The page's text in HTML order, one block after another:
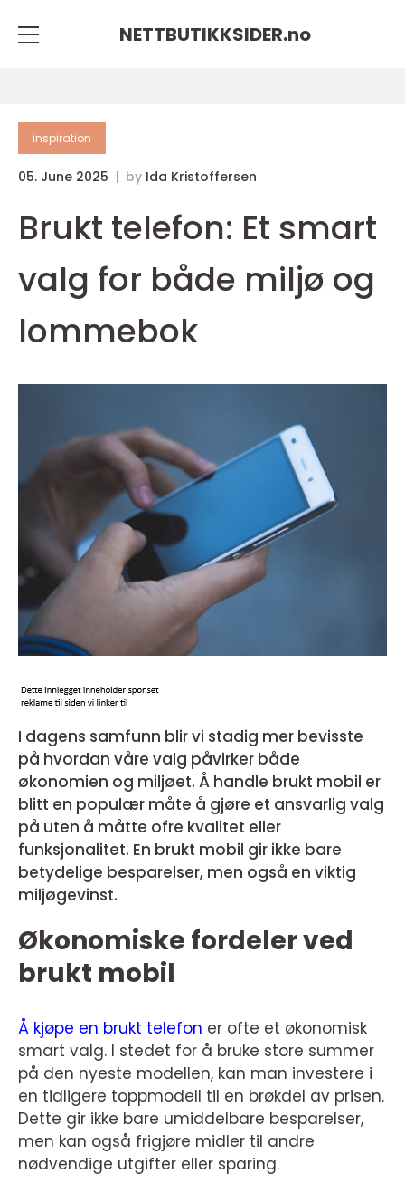
NETTBUTIKKSIDER.no
inspiration
05. June 2025 by Ida Kristoffersen
Brukt telefon: Et smart
valg for både miljø og
lommebok
I dagens samfunn blir vi stadig mer bevisste
på hvordan våre valg påvirker både
økonomien og miljøet. Å handle brukt mobil er
blitt en populær måte å gjøre et ansvarlig valg
på uten å måtte ofre kvalitet eller
funksjonalitet. En brukt mobil gir ikke bare
betydelige besparelser, men også en viktig
miljøgevinst.
Økonomiske fordeler ved
brukt mobil
Å kjøpe en brukt telefon er ofte et økonomisk
smart valg. I stedet for å bruke store summer
på den nyeste modellen, kan man investere i
en tidligere toppmodell til en brøkdel av prisen.
Dette gir ikke bare umiddelbare besparelser,
men kan også frigjøre midler til andre
nødvendige utgifter eller sparing.